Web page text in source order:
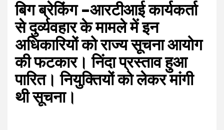
बिग ब्रेकिंग –आरटीआई कार्यकर्ता
से दुर्व्यवहार के मामले में इन
अधिकारियों को राज्य सूचना आयोग
की फटकार। निंदा प्रस्ताव हुआ
पारित। नियुक्तियों को लेकर मांगी
थी सूचना।